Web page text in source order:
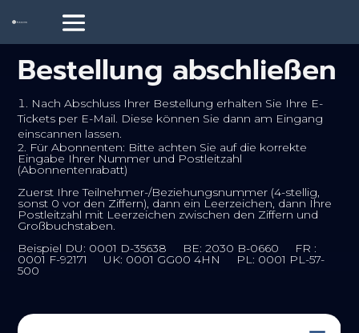
Bestellung abschließen
Nach Abschluss Ihrer Bestellung erhalten Sie Ihre E-
Tickets per E-Mail. Diese können Sie dann am Eingang
einscannen lassen.
2. Für Abonnenten: Bitte achten Sie auf die korrekte
Eingabe Ihrer Nummer und Postleitzahl
(Abonnentenrabatt)
Zuerst Ihre Teilnehmer-/Beziehungsnummer (4-stellig,
sonst 0 vor den Ziffern), dann ein Leerzeichen, dann Ihre
Postleitzahl mit Leerzeichen zwischen den Ziffern und
Großbuchstaben.
Beispiel DU: 0001 D-35638 BE: 2030 B-0660 FR :
0001 F-92171 UK: 0001 GG00 4HN PL: 0001 PL-57-
500